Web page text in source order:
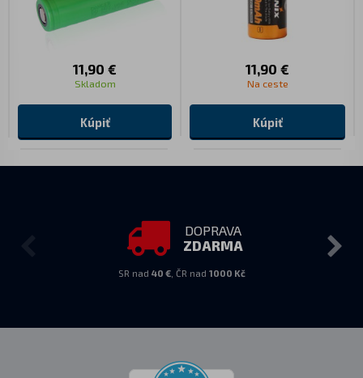
11,90 €
Skladom
Kúpiť
11,90 €
Na ceste
Kúpiť
DOPRAVA
ZDARMA
SR nad 40 €, ČR nad 1000 Kč